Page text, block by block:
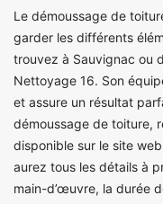
Le démoussage de
garder les différents
trouvez à Sauvignac ou
Nettoyage 16. Son
et assure un résultat
démoussage de toiture,
disponible sur le site
aurez tous les détails à
main-d’œuvre, la durée